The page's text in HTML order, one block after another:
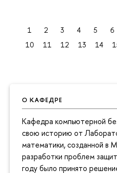
О КАФЕДРЕ
Кафедра компьютерной
свою историю от
математики, созданной в
разработки проблем
году было принято
1 2 3 4 5 6
10
11 12 13 14